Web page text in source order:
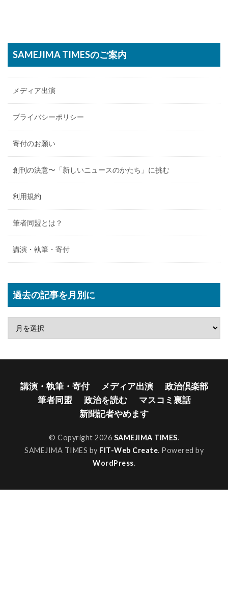
SAMEJIMA TIMESのご案内
メディア出演
プライバシーポリシー
寄付のお願い
創刊の決意〜「新しいニュースのかたち」に挑む
利用規約
筆者同盟とは？
講演・執筆・寄付
過去の記事を月別に
講演・執筆・寄付 メディア出演
政治倶楽部
筆者同盟
政治を読む
マスコミ裏話
新聞記者やめます
© Copyright 2026 SAMEJIMA TIMES.
SAMEJIMA TIMES by FIT-Web Create. Powered by
WordPress.